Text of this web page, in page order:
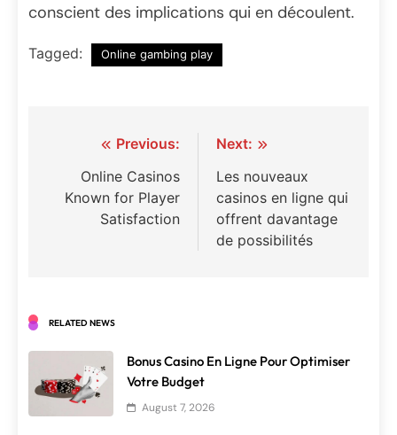
conscient des implications qui en découlent.
Tagged: Online gambing play
navigation
Previous:
Online Casinos
Known for Player
Satisfaction
Next:
Les nouveaux
casinos en ligne qui
offrent davantage
de possibilités
RELATED NEWS
Bonus Casino En Ligne Pour Optimiser
Votre Budget
August 7, 2026